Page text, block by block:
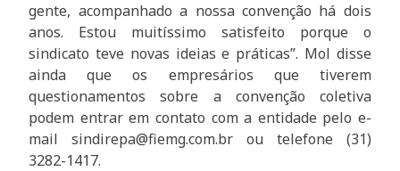
gente, acompanhado a nossa convenção há dois
anos. Estou muitíssimo satisfeito porque o
sindicato teve novas ideias e práticas”. Mol disse
ainda que os empresários que tiverem
questionamentos sobre a convenção coletiva
podem entrar em contato com a entidade pelo e-
mail sindirepa@fiemg.com.br ou telefone (31)
3282-1417.